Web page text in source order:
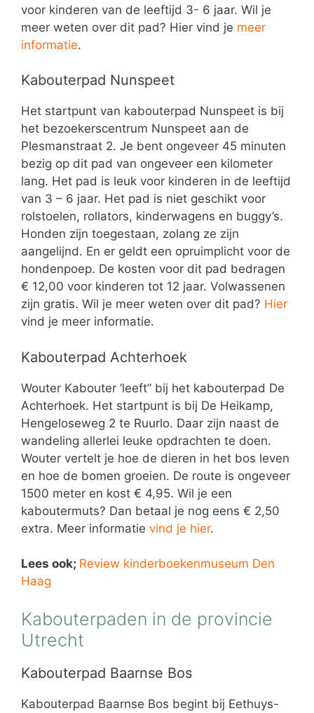
voor kinderen van de leeftijd 3- 6 jaar. Wil je
meer weten over dit pad? Hier vind je meer
informatie.
Kabouterpad Nunspeet
Het startpunt van kabouterpad Nunspeet is bij
het bezoekerscentrum Nunspeet aan de
Plesmanstraat 2. Je bent ongeveer 45 minuten
bezig op dit pad van ongeveer een kilometer
lang. Het pad is leuk voor kinderen in de leeftijd
van 3 – 6 jaar. Het pad is niet geschikt voor
rolstoelen, rollators, kinderwagens en buggy’s.
Honden zijn toegestaan, zolang ze zijn
aangelijnd. En er geldt een opruimplicht voor de
hondenpoep. De kosten voor dit pad bedragen
€ 12,00 voor kinderen tot 12 jaar. Volwassenen
zijn gratis. Wil je meer weten over dit pad? Hier
vind je meer informatie.
Kabouterpad Achterhoek
Wouter Kabouter ‘leeft” bij het kabouterpad De
Achterhoek. Het startpunt is bij De Heikamp,
Hengeloseweg 2 te Ruurlo. Daar zijn naast de
wandeling allerlei leuke opdrachten te doen.
Wouter vertelt je hoe de dieren in het bos leven
en hoe de bomen groeien. De route is ongeveer
1500 meter en kost € 4,95. Wil je een
kaboutermuts? Dan betaal je nog eens € 2,50
extra. Meer informatie vind je hier.
Lees ook; Review kinderboekenmuseum Den
Haag
Kabouterpaden in de provincie
Utrecht
Kabouterpad Baarnse Bos
Kabouterpad Baarnse Bos begint bij Eethuys-